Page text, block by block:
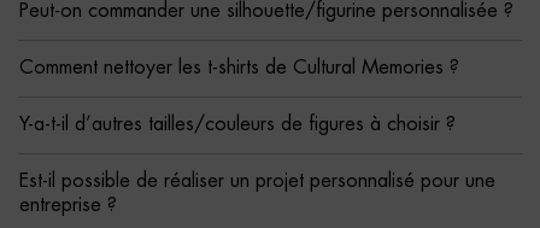
Peut-on commander une silhouette/figurine personnalisée ?
Comment nettoyer les t-shirts de Cultural Memories ?
Y-a-t-il d’autres tailles/couleurs de figures à choisir ?
Est-il possible de réaliser un projet personnalisé pour une
entreprise ?